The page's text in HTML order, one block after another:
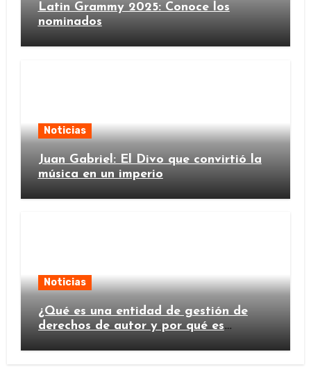
Latin Grammy 2025: Conoce los
nominados
Noticias
Juan Gabriel: El Divo que convirtió la
música en un imperio
Noticias
¿Qué es una entidad de gestión de
derechos de autor y por qué es